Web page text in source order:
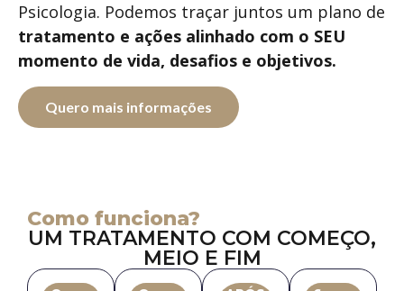
Psicologia. Podemos traçar juntos um plano de
tratamento e ações alinhado com o SEU
momento de vida, desafios e objetivos.
Quero mais informações
Como funciona?
UM TRATAMENTO COM COMEÇO,
MEIO E FIM